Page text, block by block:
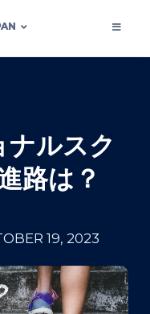
ルスク
路は？
19, 2023